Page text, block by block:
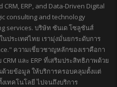
ERP, and Data-Driven Digital
consulting and technology
services. บริษัท ซันเด โซลูชันส์
ประเทศไทย เรามุ่งมั่นยกระดับการ
ความเชี่ยวชาญหลักของเราคือกา
และ ERP ที่เสริมประสิทธิภาพด้วย
วยข้อมูล ให้บริการครอบคลุมตั้งแต่
เทคโนโลยี ไปจนถึงบริการ